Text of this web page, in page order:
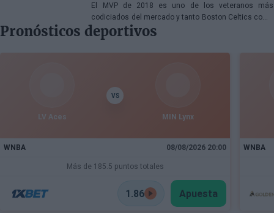
El MVP de 2018 es uno de los veteranos más
codiciados del mercado y tanto Boston Celtics como
Cleveland Cavaliers y Detroit Pistons estarían
interesados en hacerse con sus servicios
Pronósticos deportivos
LV Aces
VS
MIN Lynx
WNBA 08/08/2026 20:00
Más de 185.5 puntos totales
1.86 Apuesta
WNBA